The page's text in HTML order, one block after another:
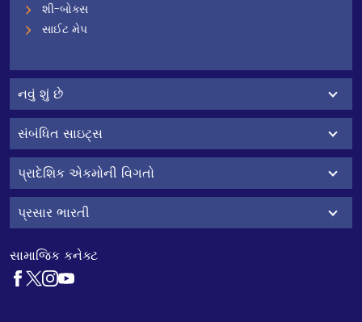
શી-બોક્સ
સાઈટ મેપ
નવું શું છે
સંબંધિત સાઇટ્સ
પ્રાદેશિક એકમોની વિગતો
પ્રસાર ભારતી
સામાજિક કનેક્ટ